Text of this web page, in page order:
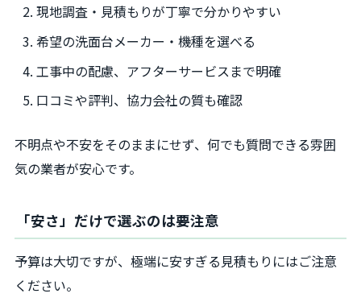
現地調査・見積もりが丁寧で分かりやすい
希望の洗面台メーカー・機種を選べる
工事中の配慮、アフターサービスまで明確
口コミや評判、協力会社の質も確認
不明点や不安をそのままにせず、何でも質問できる雰囲
気の業者が安心です。
「安さ」だけで選ぶのは要注意
予算は大切ですが、極端に安すぎる見積もりにはご注意
ください。